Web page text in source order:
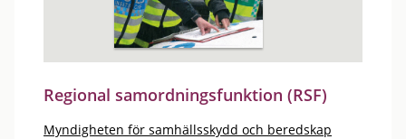
Regional samordningsfunktion (RSF)
Myndigheten för samhällsskydd och beredskap